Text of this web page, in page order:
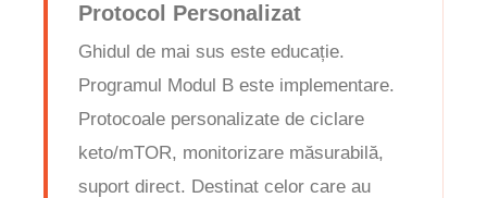
Protocol Personalizat
Ghidul de mai sus este educație.
Programul Modul B este implementare.
Protocoale personalizate de ciclare
keto/mTOR, monitorizare măsurabilă,
suport direct. Destinat celor care au